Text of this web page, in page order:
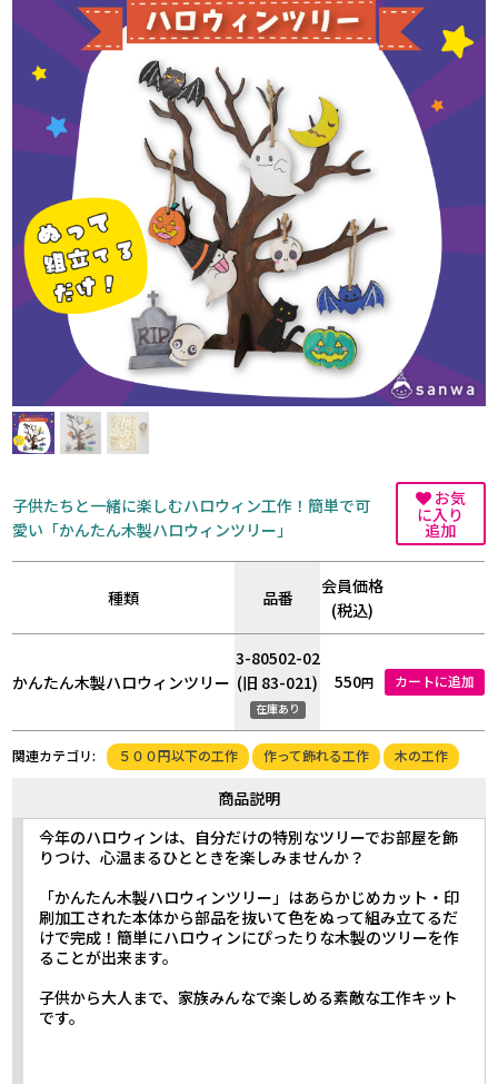
子供たちと一緒に楽しむハロウィン工作！簡単で可
愛い「かんたん木製ハロウィンツリー」
お気
に入り
追加
種類 品番
会員価格
(税込)
かんたん木製ハロウィンツリー
3-80502-02
(旧 83-021)
在庫あり
550円 カートに追加
関連カテゴリ: ５００円以下の工作 作って飾れる工作 木の工作
商品説明
今年のハロウィンは、自分だけの特別なツリーでお部屋を飾
りつけ、心温まるひとときを楽しみませんか？
「かんたん木製ハロウィンツリー」はあらかじめカット・印
刷加工された本体から部品を抜いて色をぬって組み立てるだ
けで完成！簡単にハロウィンにぴったりな木製のツリーを作
ることが出来ます。
子供から大人まで、家族みんなで楽しめる素敵な工作キット
です。